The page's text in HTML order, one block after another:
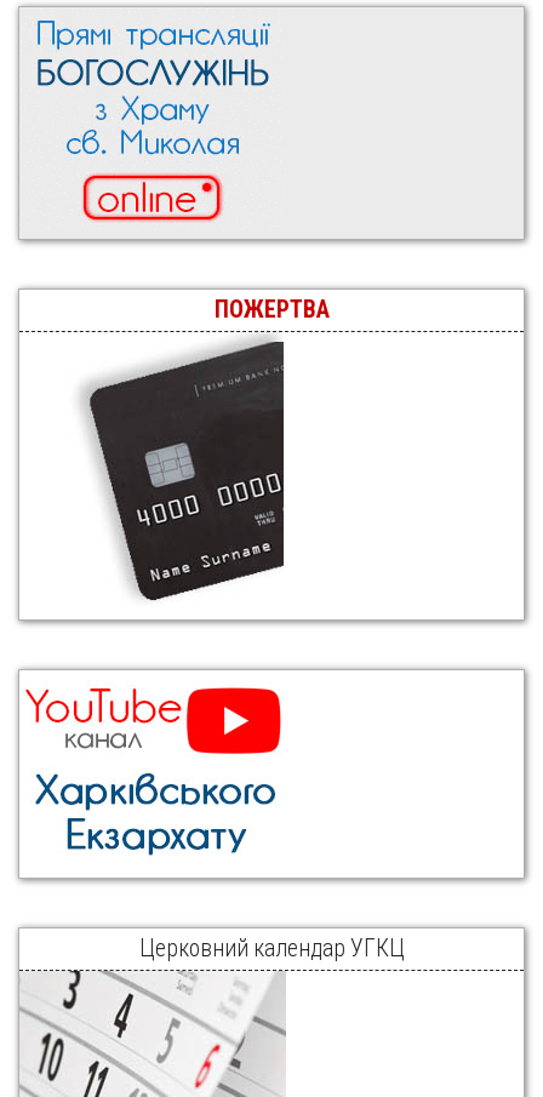
ПОЖЕРТВА
Церковний календар УГКЦ